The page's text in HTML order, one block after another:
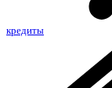
кредиты